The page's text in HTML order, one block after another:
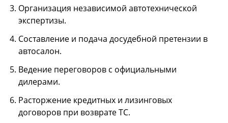
Организация независимой автотехнической
экспертизы.
Составление и подача досудебной претензии в
автосалон.
Ведение переговоров с официальными
дилерами.
Расторжение кредитных и лизинговых
договоров при возврате ТС.